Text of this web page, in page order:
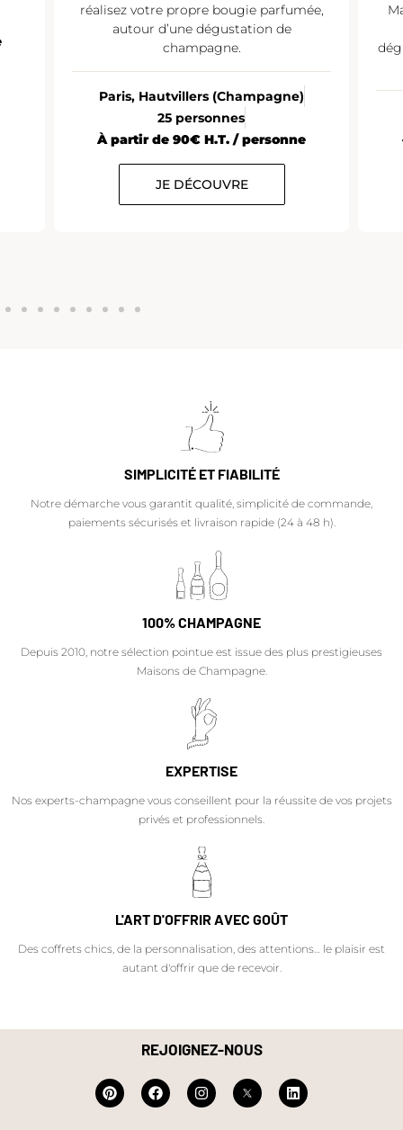
réalisez votre propre bougie parfumée,
autour d’une dégustation de
champagne.
Paris, Hautvillers (Champagne)
25 personnes
À partir de 90€ H.T. / personne
JE DÉCOUVRE
SIMPLICITÉ ET FIABILITÉ
Notre démarche vous garantit qualité, simplicité de commande,
paiements sécurisés et livraison rapide (24 à 48 h).
100% CHAMPAGNE
Depuis 2010, notre sélection pointue est issue des plus prestigieuses
Maisons de Champagne.
EXPERTISE
Nos experts-champagne vous conseillent pour la réussite de vos projets
privés et professionnels.
L'ART D'OFFRIR AVEC GOÛT
Des coffrets chics, de la personnalisation, des attentions… le plaisir est
autant d'offrir que de recevoir.
REJOIGNEZ-NOUS